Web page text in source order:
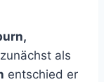
als
entschied er